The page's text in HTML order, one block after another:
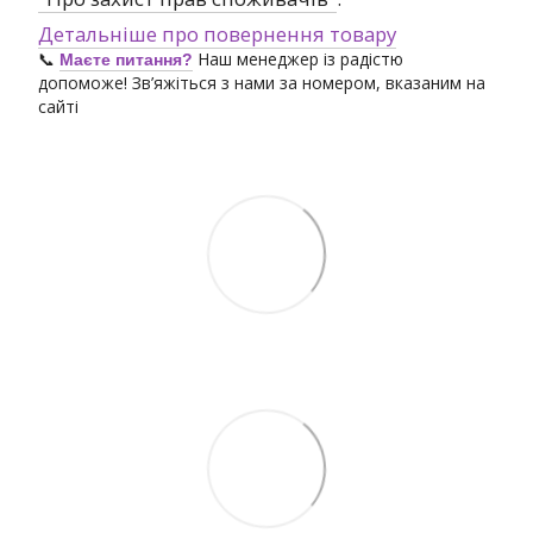
Детальніше про повернення товару
📞 Маєте питання? Наш менеджер із радістю
допоможе! Зв’яжіться з нами за номером, вказаним на
сайті